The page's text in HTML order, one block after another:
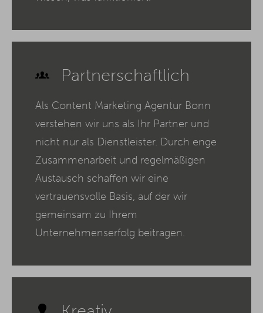
Partnerschaftlich
Als Content Marketing Agentur Bonn
verstehen wir uns als Ihr Partner und
nicht nur als Dienstleister. Durch enge
Zusammenarbeit und regelmäßigen
Austausch schaffen wir eine
vertrauensvolle Basis, auf der wir
gemeinsam zu Ihrem
Unternehmenserfolg beitragen.